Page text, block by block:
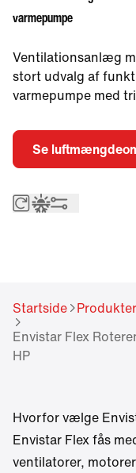
varmepumpe
Ventilationsanlæg
stort udvalg af
varmepumpe med
Se
Startside Produkter
Envistar Flex
HP
Hvorfor vælge
Envistar Flex fås
ventilatorer,